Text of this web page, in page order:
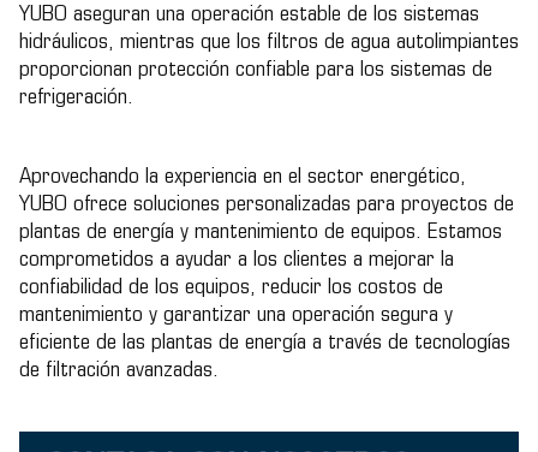
YUBO aseguran una operación estable de los sistemas
hidráulicos, mientras que los filtros de agua autolimpiantes
proporcionan protección confiable para los sistemas de
refrigeración.
Aprovechando la experiencia en el sector energético,
YUBO ofrece soluciones personalizadas para proyectos de
plantas de energía y mantenimiento de equipos. Estamos
comprometidos a ayudar a los clientes a mejorar la
confiabilidad de los equipos, reducir los costos de
mantenimiento y garantizar una operación segura y
eficiente de las plantas de energía a través de tecnologías
de filtración avanzadas.